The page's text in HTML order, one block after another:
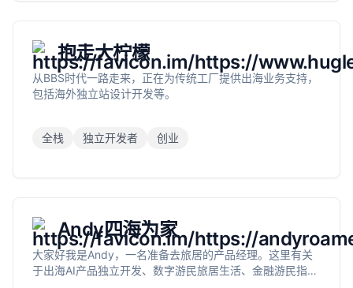
抱走大柠檬
从BBS时代一路走来，正在为传统工厂提供出海业务支持，
包括海外独立站设计开发等。
全栈 独立开发者 创业
Andy四海为家
大家好我是Andy，一名准备去旅居的产品经理。这里有关
于出海AI产品独立开发、数字游民旅居生活、金融游民指南